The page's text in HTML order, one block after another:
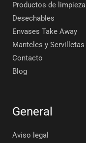
Productos de limpieza
Desechables
Envases Take Away
Manteles y Servilletas
Contacto
Blog
General
Aviso legal